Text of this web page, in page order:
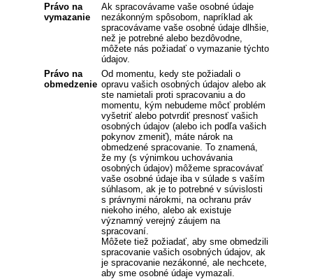
Právo na
vymazanie
Ak spracovávame vaše osobné údaje
nezákonným spôsobom, napríklad ak
spracovávame vaše osobné údaje dlhšie,
než je potrebné alebo bezdôvodne,
môžete nás požiadať o vymazanie týchto
údajov.
Právo na
obmedzenie
Od momentu, kedy ste požiadali o
opravu vašich osobných údajov alebo ak
ste namietali proti spracovaniu a do
momentu, kým nebudeme môcť problém
vyšetriť alebo potvrdiť presnosť vašich
osobných údajov (alebo ich podľa vašich
pokynov zmeniť), máte nárok na
obmedzené spracovanie. To znamená,
že my (s výnimkou uchovávania
osobných údajov) môžeme spracovávať
vaše osobné údaje iba v súlade s vaším
súhlasom, ak je to potrebné v súvislosti
s právnymi nárokmi, na ochranu práv
niekoho iného, alebo ak existuje
významný verejný záujem na
spracovaní.
Môžete tiež požiadať, aby sme obmedzili
spracovanie vašich osobných údajov, ak
je spracovanie nezákonné, ale nechcete,
aby sme osobné údaje vymazali.